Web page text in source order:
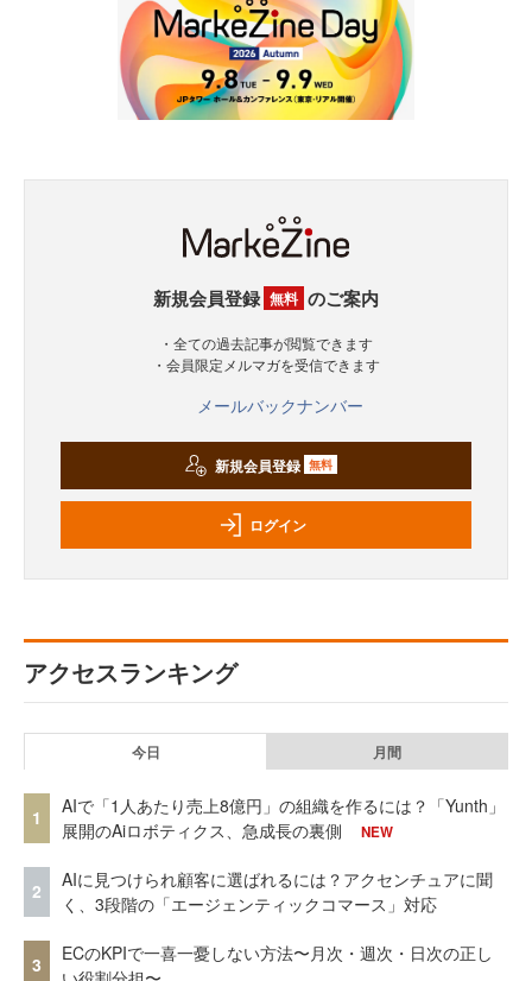
新規会員登録 無料 のご案内
・全ての過去記事が閲覧できます
・会員限定メルマガを受信できます
メールバックナンバー
新規会員登録 無料
ログイン
アクセスランキング
今日 月間
1
AIで「1人あたり売上8億円」の組織を作るには？「Yunth」
展開のAiロボティクス、急成長の裏側
NEW
2
AIに見つけられ顧客に選ばれるには？アクセンチュアに聞
く、3段階の「エージェンティックコマース」対応
3
ECのKPIで一喜一憂しない方法〜月次・週次・日次の正し